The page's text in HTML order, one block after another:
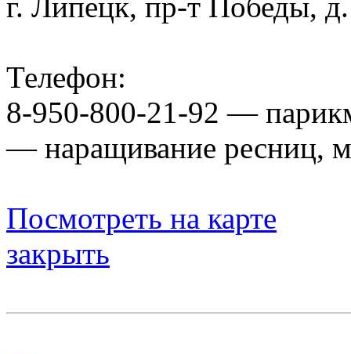
Телефон:
8-950-800-21-92 —
— наращивание ресниц,
Посмотреть на карте
закрыть